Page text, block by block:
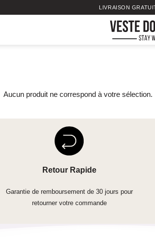
LIVRAISON
Aucun produit ne correspond à votre sélection.
Retour Rapide
Garantie de remboursement de 30 jours pour
retourner votre commande